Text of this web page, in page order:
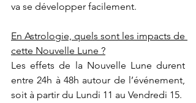
va se développer facilement.
En Astrologie, quels sont les impacts de
cette Nouvelle Lune ?
Les effets de la Nouvelle Lune durent
entre 24h à 48h autour de l’événement,
soit à partir du Lundi 11 au Vendredi 15.